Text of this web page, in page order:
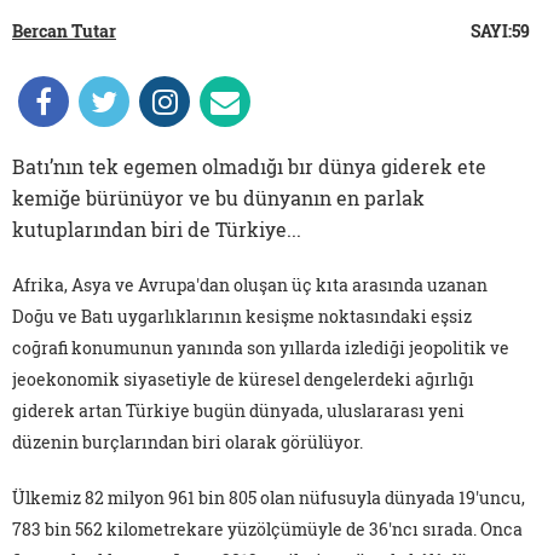
Bercan Tutar
SAYI:59
Batı’nın tek egemen olmadığı bır dünya giderek ete
kemiğe bürünüyor ve bu dünyanın en parlak
kutuplarından biri de Türkiye...
Afrika, Asya ve Avrupa'dan oluşan üç kıta arasında uzanan
Doğu ve Batı uygarlıklarının kesişme noktasındaki eşsiz
coğrafi konumunun yanında son yıllarda izlediği jeopolitik ve
jeoekonomik siyasetiyle de küresel dengelerdeki ağırlığı
giderek artan Türkiye bugün dünyada, uluslararası yeni
düzenin burçlarından biri olarak görülüyor.
Ülkemiz 82 milyon 961 bin 805 olan nüfusuyla dünyada 19'uncu,
783 bin 562 kilometrekare yüzölçümüyle de 36'ncı sırada. Onca